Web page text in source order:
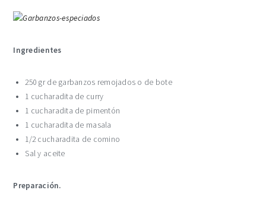
Ingredientes
250 gr de garbanzos remojados o de bote
1 cucharadita de curry
1 cucharadita de pimentón
1 cucharadita de masala
1/2 cucharadita de comino
Sal y aceite
Preparación.